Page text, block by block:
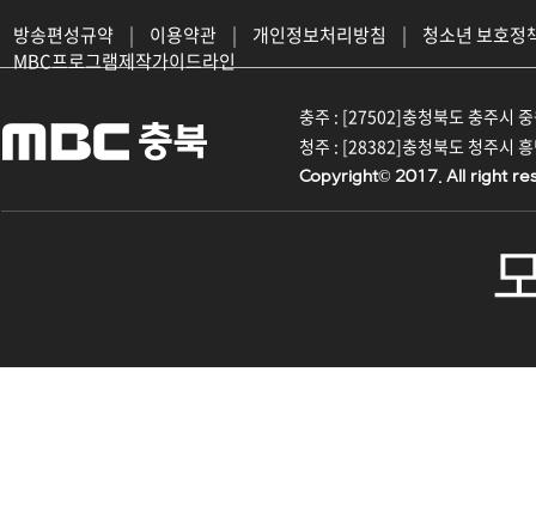
방송편성규약 | 이용약관 | 개인정보처리방침 |
청소년 보호정
MBC프로그램제작가이드라인
충주 : [27502]충청북도 충주시
청주 : [28382]충청북도 청주시
Copyright© 2017. All right